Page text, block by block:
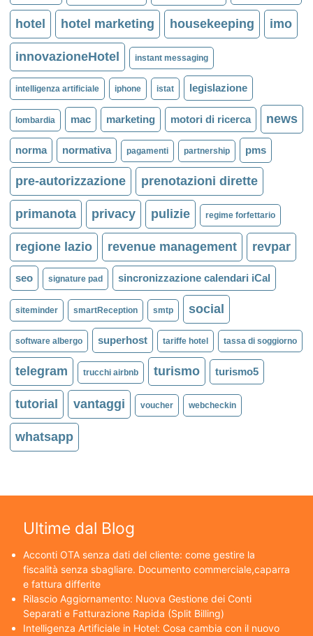
hotel hotel marketing housekeeping imo
innovazioneHotel instant messaging
intelligenza artificiale iphone istat legislazione
lombardia mac marketing motori di ricerca news
norma normativa pagamenti partnership pms
pre-autorizzazione prenotazioni dirette
primanota privacy pulizie regime forfettario
regione lazio revenue management revpar
seo signature pad sincronizzazione calendari iCal
siteminder smartReception smtp social
software albergo superhost tariffe hotel tassa di soggiorno
telegram trucchi airbnb turismo turismo5
tutorial vantaggi voucher webcheckin
whatsapp
Ultime dal Blog
Acconti OTA senza dati del cliente: come gestire la
fiscalità senza sbagliare. Documento commerciale,caparra
e fattura differite
Rilascio Aggiornamento: Nuova Gestione dei Conti
Separati e Fatturazione Rapida (Split Billing)
Intelligenza Artificiale in Hotel: Cosa cambia con il nuovo